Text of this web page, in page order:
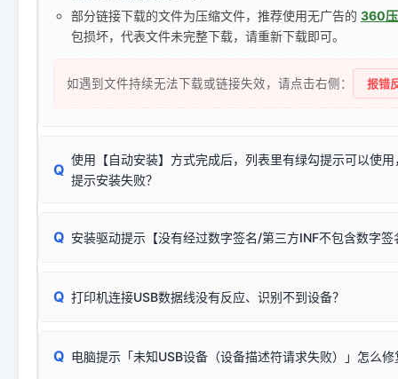
部分链接下载的文件为压缩文件，推荐使用无广告的 360
包损坏，代表文件未完整下载，请重新下载即可。
如遇到文件持续无法下载或链接失效，请点击右侧： 报错
Q
使用【自动安装】方式完成后，列表里有绿勾提示可以使
提示安装失败？
由于本站驱动包集成了32位和64位驱动，自动安装程序在运
✔ 可以使用了
：代表与您当
（被自动跳过），并不影响正
Q 安装驱动提示【没有经过数字签名/第三方INF不包含数字
往往会弹出此类提示。
系统（如 Win10/Win11 最新版）已彻底不再识别老旧驱
致安装失败。请尝试以下方案：
Q 打印机连接USB数据线没有反应、识别不到设备？
首先确认打印机电源已开启，USB数据线两端已完全插紧；
Q 电脑提示「未知USB设备（设备描述符请求失败）」怎么修